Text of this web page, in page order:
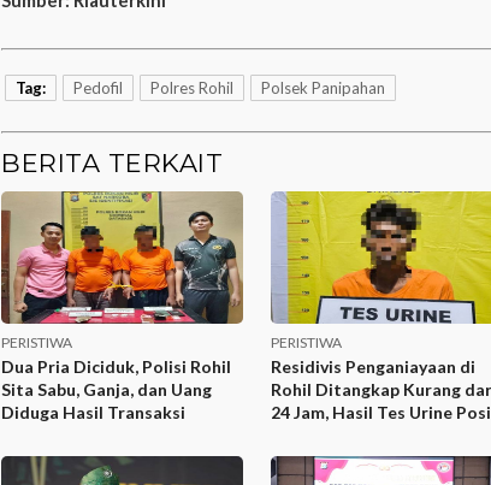
Tag: Pedofil Polres Rohil Polsek Panipahan
BERITA TERKAIT
PERISTIWA
Dua Pria Diciduk, Polisi Rohil
Sita Sabu, Ganja, dan Uang
Diduga Hasil Transaksi
PERISTIWA
Residivis Penganiayaan di
Rohil Ditangkap Kurang
24 Jam, Hasil Tes Urine